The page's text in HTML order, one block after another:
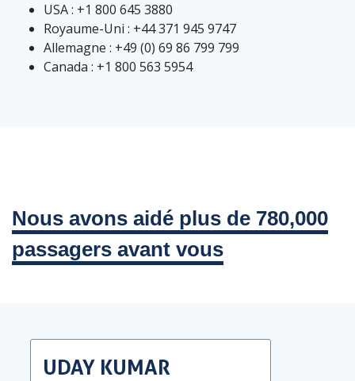
USA : +1 800 645 3880
Royaume-Uni : +44 371 945 9747
Allemagne : +49 (0) 69 86 799 799
Canada : +1 800 563 5954
Nous avons aidé plus de 780,000
passagers avant vous
UDAY KUMAR